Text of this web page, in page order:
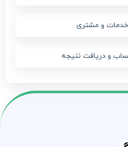
خدمات و مشتری
و دریافت نتیجه